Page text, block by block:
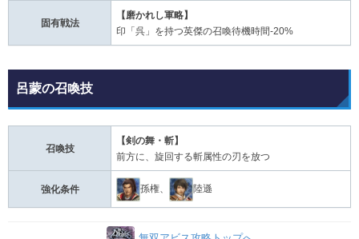
固有戦法
【磨かれし軍略】
印「呉」を持つ英傑の召喚待機時間-20%
呂蒙の召喚技
召喚技
【剣の舞・斬】
前方に、旋回する斬属性の刃を放つ
強化条件 孫権、 陸遜